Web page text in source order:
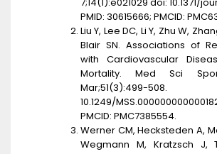
PMID: 30615666; PMCID:
Liu Y, Lee DC, Li Y, Zhu W,
Blair SN. Associations of
with Cardiovascular
Mortality. Med Sci
10.1249/
PMCID: PMC7385554.
Werner CM, Hecksteden A,
Wegmann M, Kratzsch J,